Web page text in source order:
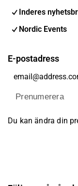
Inderes
Nordic Events
E-postadress
Prenumerera
Du kan ändra din